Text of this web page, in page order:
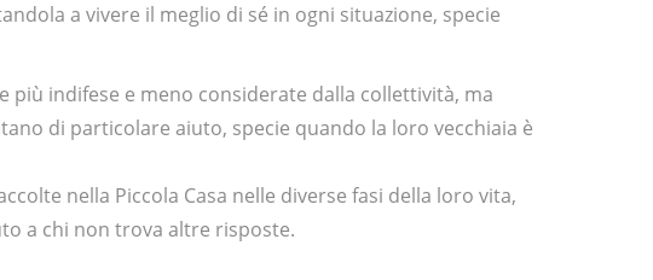
a vivere il meglio di sé in ogni situazione, specie
più indifese e meno considerate dalla collettività, ma
di particolare aiuto, specie quando la loro vecchiaia è
nella Piccola Casa nelle diverse fasi della loro vita,
a chi non trova altre risposte.